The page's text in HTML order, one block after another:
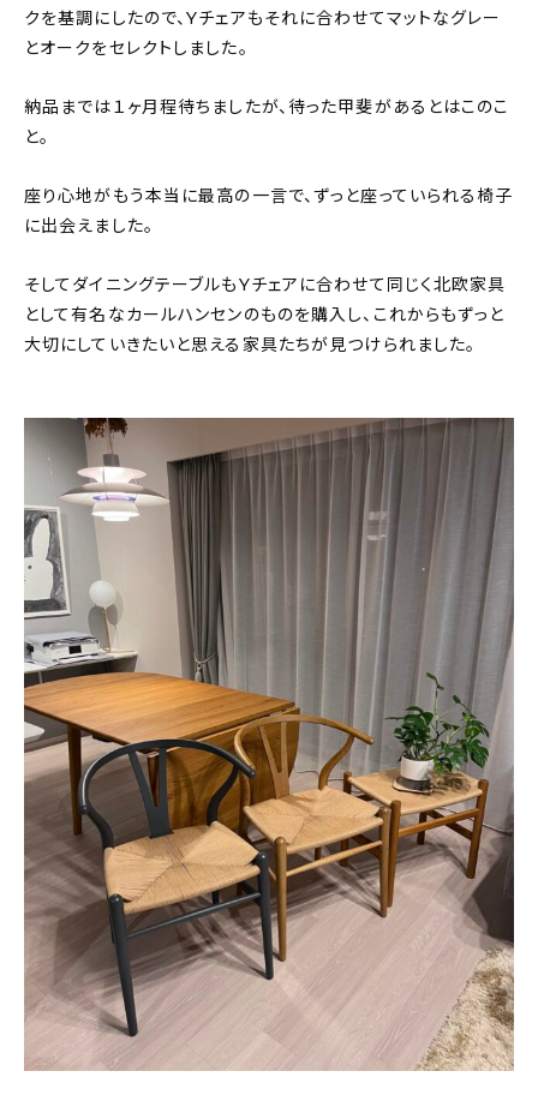
クを基調にしたので、Yチェアもそれに合わせてマットなグレー
とオークをセレクトしました。
納品までは１ヶ月程待ちましたが、待った甲斐があるとはこのこ
と。
座り心地がもう本当に最高の一言で、ずっと座っていられる椅子
に出会えました。
そしてダイニングテーブルもYチェアに合わせて同じく北欧家具
として有名なカールハンセンのものを購入し、これからもずっと
大切にしていきたいと思える家具たちが見つけられました。